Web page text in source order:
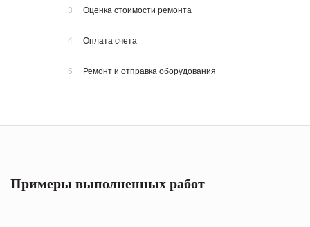
3 Оценка стоимости ремонта
4 Оплата счета
5 Ремонт и отправка оборудования
Примеры выполненных работ